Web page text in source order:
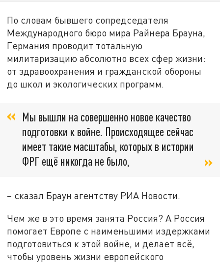
По словам бывшего сопредседателя
Международного бюро мира Райнера Брауна,
Германия проводит тотальную
милитаризацию абсолютно всех сфер жизни:
от здравоохранения и гражданской обороны
до школ и экологических программ.
Мы вышли на совершенно новое качество
подготовки к войне. Происходящее сейчас
имеет такие масштабы, которых в истории
ФРГ ещё никогда не было,
– сказал Браун агентству РИА Новости.
Чем же в это время занята Россия? А Россия
помогает Европе с наименьшими издержками
подготовиться к этой войне, и делает всё,
чтобы уровень жизни европейского